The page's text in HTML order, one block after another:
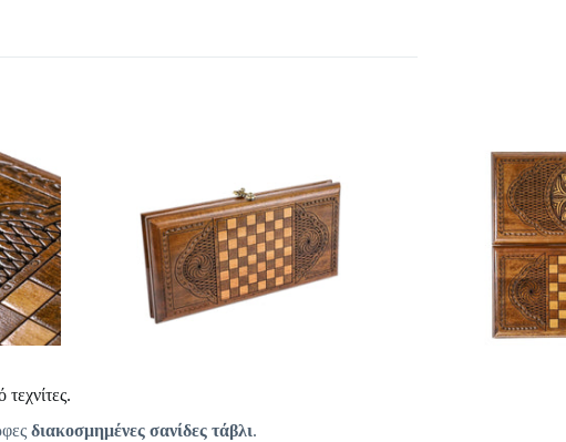
διακοσμημένες σανίδες τάβλι.